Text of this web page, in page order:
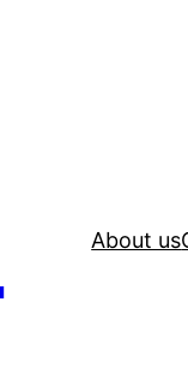
About us